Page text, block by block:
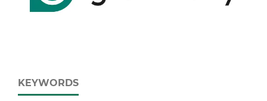
KEYWORDS